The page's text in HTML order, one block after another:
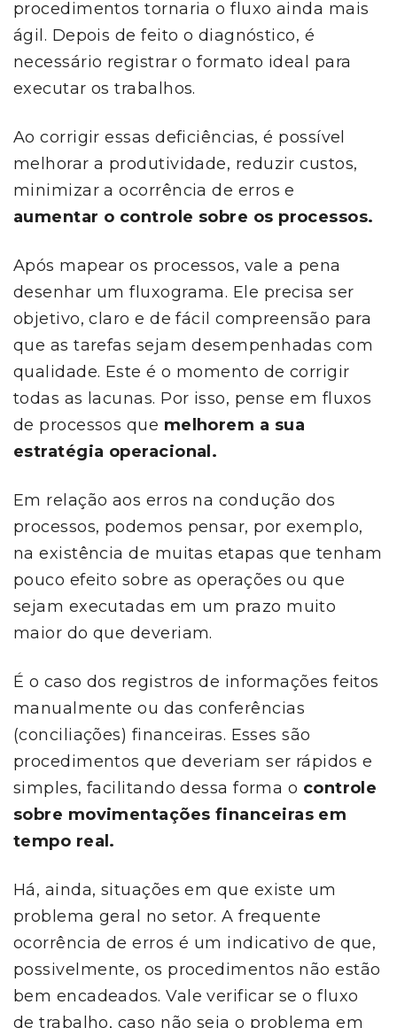
procedimentos tornaria o fluxo ainda mais
ágil. Depois de feito o diagnóstico, é
necessário registrar o formato ideal para
executar os trabalhos.
Ao corrigir essas deficiências, é possível
melhorar a produtividade, reduzir custos,
minimizar a ocorrência de erros e
aumentar o controle sobre os processos.
Após mapear os processos, vale a pena
desenhar um fluxograma. Ele precisa ser
objetivo, claro e de fácil compreensão para
que as tarefas sejam desempenhadas com
qualidade. Este é o momento de corrigir
todas as lacunas. Por isso, pense em fluxos
de processos que melhorem a sua
estratégia operacional.
Em relação aos erros na condução dos
processos, podemos pensar, por exemplo,
na existência de muitas etapas que tenham
pouco efeito sobre as operações ou que
sejam executadas em um prazo muito
maior do que deveriam.
É o caso dos registros de informações feitos
manualmente ou das conferências
(conciliações) financeiras. Esses são
procedimentos que deveriam ser rápidos e
simples, facilitando dessa forma o controle
sobre movimentações financeiras em
tempo real.
Há, ainda, situações em que existe um
problema geral no setor. A frequente
ocorrência de erros é um indicativo de que,
possivelmente, os procedimentos não estão
bem encadeados. Vale verificar se o fluxo
de trabalho, caso não seja o problema em